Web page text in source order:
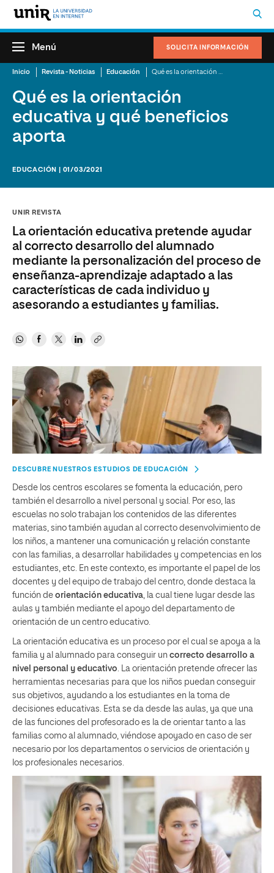
SOLICITA INFORMACIÓN
Menú
Inicio Revista - Noticias Educación
Qué es la orientación
educativa y qué beneficios
aporta
EDUCACIÓN | 01/03/2021
UNIR REVISTA
La orientación educativa pretende ayudar
al correcto desarrollo del alumnado
mediante la personalización del proceso de
enseñanza-aprendizaje adaptado a las
características de cada individuo y
asesorando a estudiantes y familias.
DESCUBRE NUESTROS ESTUDIOS DE EDUCACIÓN
Desde los centros escolares se fomenta la educación, pero
también el desarrollo a nivel personal y social. Por eso, las
escuelas no solo trabajan los contenidos de las diferentes
materias, sino también ayudan al correcto desenvolvimiento de
los niños, a mantener una comunicación y relación constante
con las familias, a desarrollar habilidades y competencias en los
estudiantes, etc. En este contexto, es importante el papel de los
docentes y del equipo de trabajo del centro, donde destaca la
función de orientación educativa , la cual tiene lugar desde las
aulas y también mediante el apoyo del departamento de
orientación de un centro educativo.
La orientación educativa es un proceso por el cual se apoya a la
familia y al alumnado para conseguir un correcto desarrollo a
nivel personal y educativo . La orientación pretende ofrecer las
herramientas necesarias para que los niños puedan conseguir
sus objetivos, ayudando a los estudiantes en la toma de
decisiones educativas. Esta se da desde las aulas, ya que una
de las funciones del profesorado es la de orientar tanto a las
familias como al alumnado, viéndose apoyado en caso de ser
necesario por los departamentos o servicios de orientación y
los profesionales necesarios.